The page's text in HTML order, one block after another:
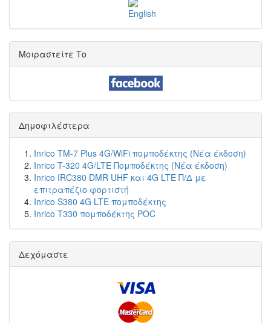
Μοιραστείτε Το
Δημοφιλέστερα
Inrico TM-7 Plus 4G/WiFi πομποδέκτης (Νέα έκδοση)
Inrico T-320 4G/LTE Πομποδέκτης (Νέα έκδοση)
Inrico IRC380 DMR UHF και 4G LTE Π/Δ με
επιτραπέζιο φορτιστή
Inrico S380 4G LTE πομποδέκτης
Inrico T330 πομποδέκτης POC
Δεχόμαστε